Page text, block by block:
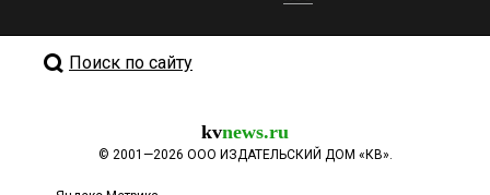
Поиск по сайту
kvnews.ru
© 2001—2026 ООО ИЗДАТЕЛЬСКИЙ ДОМ «КВ».